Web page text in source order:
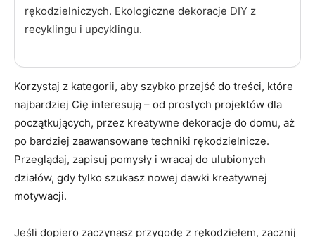
rękodzielniczych. Ekologiczne dekoracje DIY z
recyklingu i upcyklingu.
Korzystaj z kategorii, aby szybko przejść do treści, które
najbardziej Cię interesują – od prostych projektów dla
początkujących, przez kreatywne dekoracje do domu, aż
po bardziej zaawansowane techniki rękodzielnicze.
Przeglądaj, zapisuj pomysły i wracaj do ulubionych
działów, gdy tylko szukasz nowej dawki kreatywnej
motywacji.
Jeśli dopiero zaczynasz przygodę z rękodziełem, zacznij